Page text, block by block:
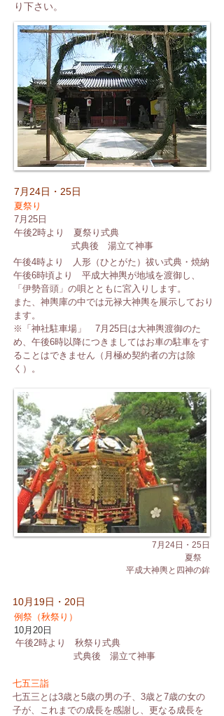
り下さい。
7月24日・25日
夏祭り
7月25日
午後2時より 夏祭り式典
式典後 湯立て神事
午後4時より 人形（ひとがた）祓い式典・焼納
午後6時頃より 平成大神輿が地域を渡御し、
「伊勢音頭」の唄とともに宮入りします。
また、神輿庫の中では元禄大神輿を展示しており
ます。
※「神社駐車場」 7月25日は大神輿渡御のた
め、午後6時以降につきましてはお車の駐車をす
ることはできません（月極め契約者の方は除
く）。
7月24日・25日
夏祭
平成大神輿と四神の鉾
10月19日・20日
例祭（秋祭り）
10月20日
午後2時より 秋祭り式典
式典後 湯立て神事
七五三詣
七五三とは3歳と5歳の男の子、3歳と7歳の女の
子が、これまでの成長を感謝し、更なる成長を